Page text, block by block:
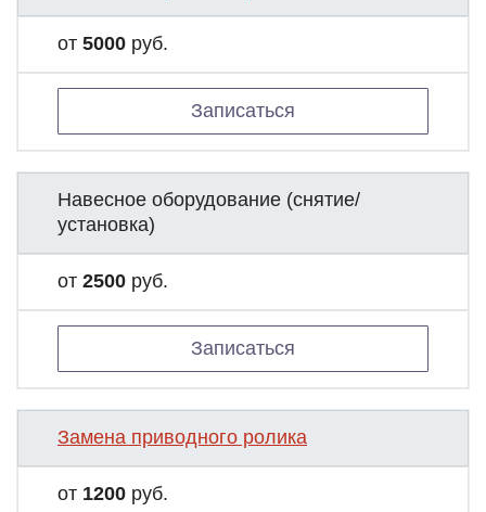
от 5000 руб.
Записаться
Навесное оборудование (снятие/
установка)
от 2500 руб.
Записаться
Замена приводного ролика
от 1200 руб.